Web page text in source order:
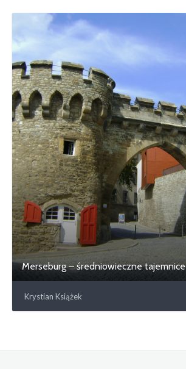
Merseburg – średniowieczne tajemnice
Krystian Książek